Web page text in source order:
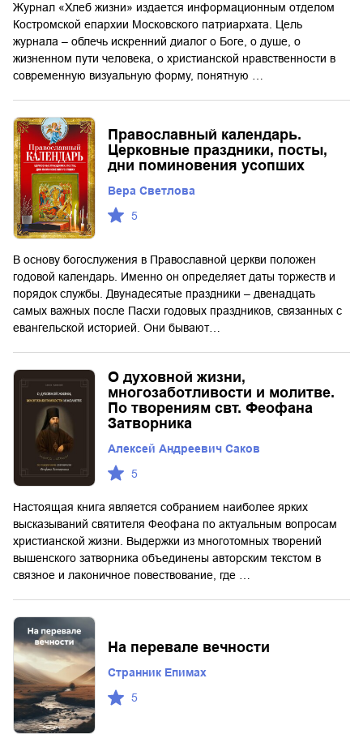
Журнал «Хлеб жизни» издается информационным отделом
Костромской епархии Московского патриархата. Цель
журнала – облечь искренний диалог о Боге, о душе, о
жизненном пути человека, о христианской нравственности в
современную визуальную форму, понятную …
Православный календарь.
Церковные праздники, посты,
дни поминовения усопших
Вера Светлова
5
В основу богослужения в Православной церкви положен
годовой календарь. Именно он определяет даты торжеств и
порядок службы. Двунадесятые праздники – двенадцать
самых важных после Пасхи годовых праздников, связанных с
евангельской историей. Они бывают…
О духовной жизни,
многозаботливости и молитве.
По творениям свт. Феофана
Затворника
Алексей Андреевич Саков
5
Настоящая книга является собранием наиболее ярких
высказываний святителя Феофана по актуальным вопросам
христианской жизни. Выдержки из многотомных творений
вышенского затворника объединены авторским текстом в
связное и лаконичное повествование, где …
На перевале вечности
Странник Епимах
5